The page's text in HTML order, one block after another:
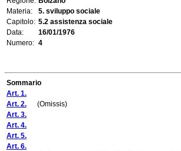
Materia:
5. sviluppo sociale
Capitolo: 5.2 assistenza sociale
Data:
16/01/1976
Numero: 4
Sommario
Art. 1.
Art. 2. (Omissis)
Art. 3.
Art. 4.
Art. 5.
Art. 6.